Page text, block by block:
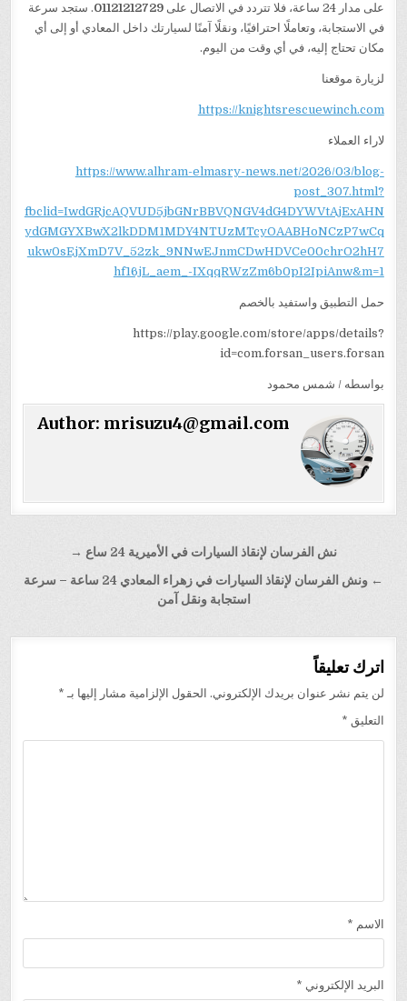
على مدار 24 ساعة، فلا تتردد في الاتصال على 01121212729. ستجد سرعة
في الاستجابة، وتعاملًا احترافيًا، ونقلًا آمنًا لسيارتك داخل المعادي أو إلى أي
مكان تحتاج إليه، في أي وقت من اليوم.
لزيارة موقعنا
https://knightsrescuewinch.com
لاراء العملاء
https://www.alhram-elmasry-news.net/2026/03/blog-
post_307.html?
fbclid=IwdGRjcAQVUD5jbGNrBBVQNGV4dG4DYWVtAjExAHN
ydGMGYXBwX2lkDDM1MDY4NTUzMTcyOAABHoNCzP7wCq
ukw0sEjXmD7V_52zk_9NNwEJnmCDwHDVCe00chrO2hH7
hf16jL_aem_-IXqqRWzZm6b0pI2IpiAnw&m=1
حمل التطبيق واستفيد بالخصم
https://play.google.com/store/apps/details?
id=com.forsan_users.forsan
بواسطه / شمس محمود
Author: mrisuzu4@gmail.com
المقالات
نش الفرسان لإنقاذ السيارات في الأميرية 24 ساع →
← ونش الفرسان لإنقاذ السيارات في زهراء المعادي 24 ساعة – سرعة
استجابة ونقل آمن
اترك تعليقاً
لن يتم نشر عنوان بريدك الإلكتروني. الحقول الإلزامية مشار إليها بـ *
التعليق *
الاسم *
البريد الإلكتروني *